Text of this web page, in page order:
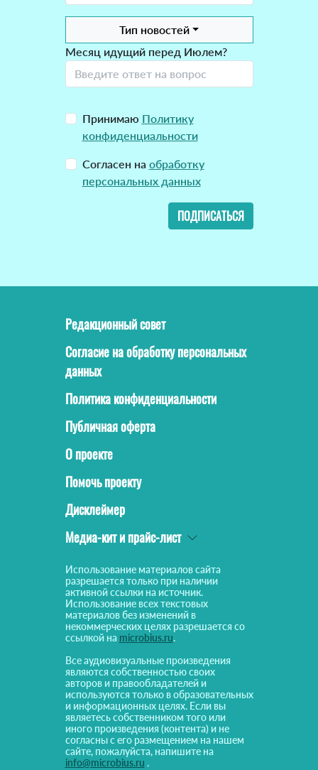
Тип новостей
Месяц идущий перед Июлем?
Принимаю Политику
конфиденциальности
Согласен на обработку
персональных данных
ПОДПИСАТЬСЯ
Редакционный совет
Согласие на обработку персональных
данных
Политика конфиденциальности
Публичная оферта
О проекте
Помочь проекту
Дисклеймер
Медиа-кит и прайс-лист
Использование материалов сайта
разрешается только при наличии
активной ссылки на источник.
Использование всех текстовых
материалов без изменений в
некоммерческих целях разрешается со
ссылкой на microbius.ru.
Все аудиовизуальные произведения
являются собственностью своих
авторов и правообладателей и
используются только в образовательных
и информационных целях. Если вы
являетесь собственником того или
иного произведения (контента) и не
согласны с его размещением на нашем
сайте, пожалуйста, напишите на
info@microbius.ru .